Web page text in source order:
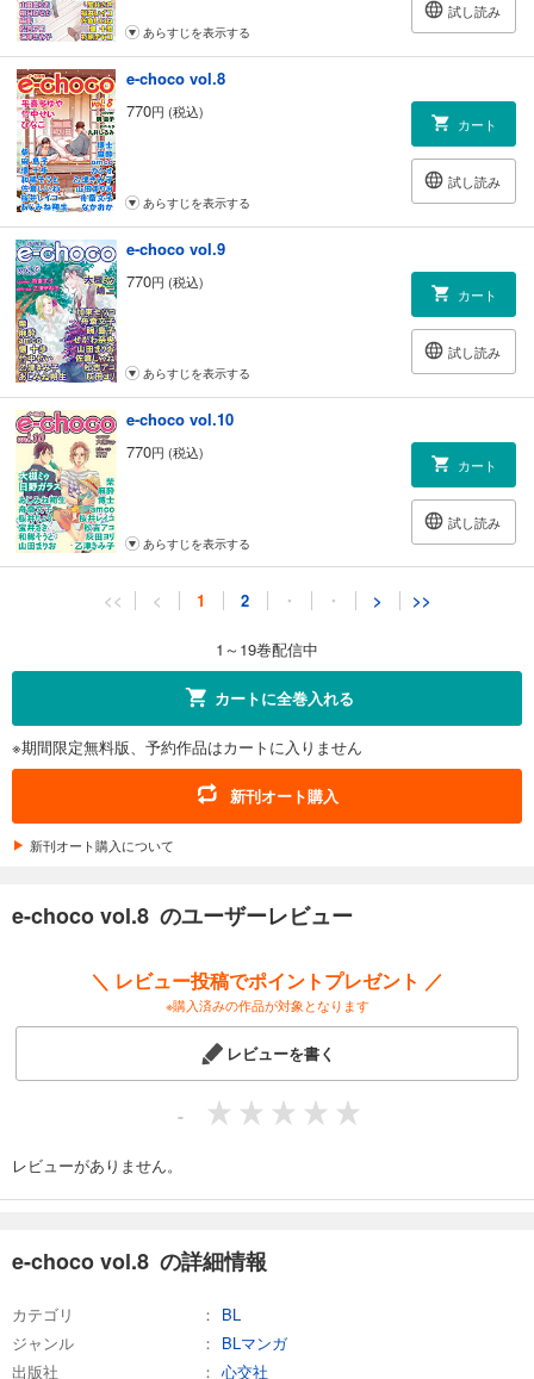
試し読み
あらすじを表示する
e-choco vol.8
770円 (税込)
カート
試し読み
あらすじを表示する
e-choco vol.9
770円 (税込)
カート
試し読み
あらすじを表示する
e-choco vol.10
770円 (税込)
カート
試し読み
あらすじを表示する
e-choco vol.11
e-choco vol.12
円 (税込)
e-choco vol.13
試し読み
あらすじを表示する
e-choco vol.14
試し読み
e-choco vol.15
<< < 1 2 ・ ・ > >>
1～19巻配信中
カートに全巻入れる
※期間限定無料版、予約作品はカートに入りません
新刊オート購入
新刊オート購入について
e-choco vol.8 のユーザーレビュー
＼ レビュー投稿でポイントプレゼント ／
※購入済みの作品が対象となります
レビューを書く
-
レビューがありません。
e-choco vol.8 の詳細情報
カテゴリ
BL
ジャンル
BLマンガ
出版社
心交社